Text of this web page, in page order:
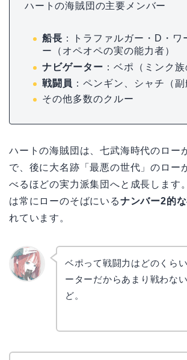
ハートの海賊団の主要メンバー
船長 ：トラファルガー・D・ワ
ー（オペオペの実の能力者）
ナビゲーター ：ベポ（ミンク族
戦闘員 ：ペンギン、シャチ（副
その他多数のクルー
ハートの海賊団は、七武海時代のロー
で、後に大名跡「最悪の世代」のロー
べるほどの実力派集団へと成長します
は常にローのそばにいるナンバー2的
れています。
ベポって戦闘力はどのくら
ーターだからあまり戦わな
ど。